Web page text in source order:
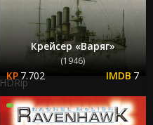
Крейсер «Варяг»
(1946)
7.702 7
HDRip